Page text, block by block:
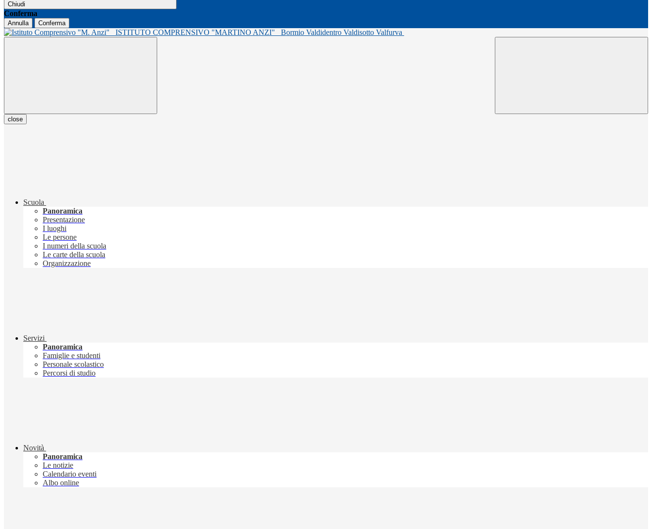
Chiudi
Conferma
Annulla Conferma
ISTITUTO COMPRENSIVO "MARTINO ANZI" Bormio Valdidentro Valdisotto Valfurva
close
Scuola
Panoramica
Presentazione
I luoghi
Le persone
I numeri della scuola
Le carte della scuola
Organizzazione
Servizi
Panoramica
Famiglie e studenti
Personale scolastico
Percorsi di studio
Novità
Panoramica
Le notizie
Calendario eventi
Albo online